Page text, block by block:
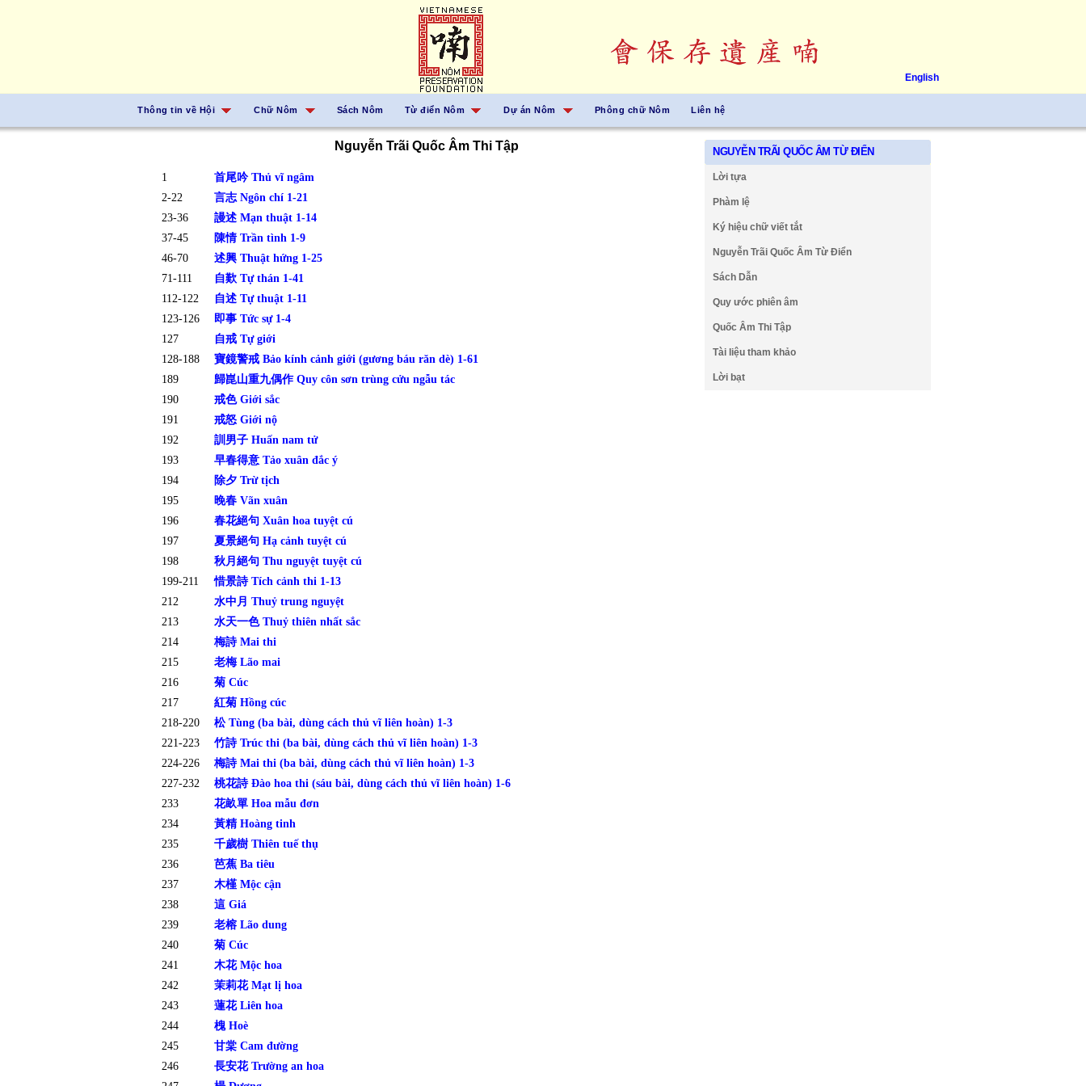
English
Thông tin về Hội Chữ Nôm Sách Nôm Từ điển Nôm Dự án Nôm Phông chữ Nôm Liên hệ
Nguyễn Trãi Quốc Âm Thi Tập
1
首尾吟 Thủ vĩ ngâm
2-22
言志 Ngôn chí 1-21
23-36
謾述 Mạn thuật 1-14
37-45
陳情 Trần tình 1-9
46-70
述興 Thuật hứng 1-25
71-111
自歎 Tự thán 1-41
112-122
自述 Tự thuật 1-11
123-126
即事 Tức sự 1-4
127
自戒 Tự giới
128-188
寶鏡警戒 Bảo kính cảnh giới (gương báu răn dè) 1-61
189
歸崑山重九偶作 Quy côn sơn trùng cửu ngẫu tác
190
戒色 Giới sắc
191
戒怒 Giới nộ
192
訓男子 Huấn nam tử
193
早春得意 Tảo xuân đắc ý
194
除夕 Trừ tịch
195
晚春 Vãn xuân
196
春花絕句 Xuân hoa tuyệt cú
197
夏景絕句 Hạ cảnh tuyệt cú
198
秋月絕句 Thu nguyệt tuyệt cú
199-211
惜景詩 Tích cảnh thi 1-13
212
水中月 Thuỷ trung nguyệt
213
水天一色 Thuỷ thiên nhất sắc
214
梅詩 Mai thi
215
老梅 Lão mai
216
菊 Cúc
217
紅菊 Hồng cúc
218-220
松 Tùng (ba bài, dùng cách thủ vĩ liên hoàn) 1-3
221-223
竹詩 Trúc thi (ba bài, dùng cách thủ vĩ liên hoàn) 1-3
224-226
梅詩 Mai thi (ba bài, dùng cách thủ vĩ liên hoàn) 1-3
227-232
桃花詩 Đào hoa thi (sáu bài, dùng cách thủ vĩ liên hoàn) 1-6
233
花畝單 Hoa mẫu đơn
234
黃精 Hoàng tinh
235
千歲樹 Thiên tuế thụ
236
芭蕉 Ba tiêu
237
木槿 Mộc cận
238
這 Giá
239
老榕 Lão dung
240
菊 Cúc
241
木花 Mộc hoa
242
茉莉花 Mạt lị hoa
243
蓮花 Liên hoa
244
槐 Hoè
245
甘棠 Cam đường
246
長安花 Trường an hoa
NGUYỄN TRÃI QUỐC ÂM TỪ ĐIỂN
Lời tựa
Phàm lệ
Ký hiệu chữ viết tắt
Nguyễn Trãi Quốc Âm Từ Điển
Sách Dẫn
Quy ước phiên âm
Quốc Âm Thi Tập
Tài liệu tham khảo
Lời bạt